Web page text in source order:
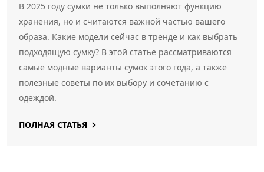
В 2025 году сумки не только выполняют функцию
хранения, но и считаются важной частью вашего
образа. Какие модели сейчас в тренде и как выбрать
подходящую сумку? В этой статье рассматриваются
самые модные варианты сумок этого года, а также
полезные советы по их выбору и сочетанию с
одеждой.
ПОЛНАЯ СТАТЬЯ